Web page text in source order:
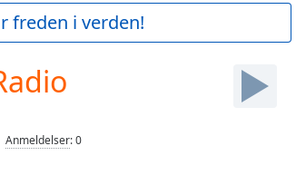
freden i verden!
Anmeldelser:0